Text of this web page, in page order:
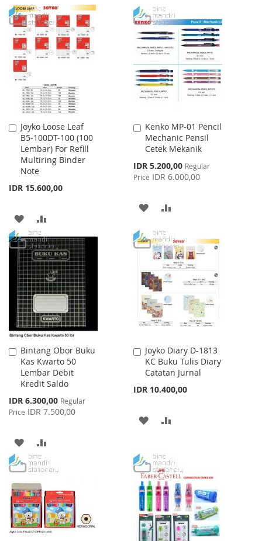
TO
WISH
LIST
TO
COMPARE
WISHCOMPARE
Joyko Loose Leaf
B5-100DT-100 (100
Lembar) For Refill
Multiring Binder
Note
IDR 15.600,00
Add
to
Cart
ADD
TO
WISH
LIST
TO
COMPARE
Kenko MP-01 Pencil
Mechanic Pensil
Cetek Mekanik
Special
Price
IDR 5.200,00 Regular
Price IDR 6.000,00
Add
to
Cart
ADD
WISH
LIST
COMPARE
Bintang Obor Buku
Kas Kwarto 50
Lembar Debit
Kredit Saldo
Special
Price
IDR 6.300,00 Regular
Price IDR 7.500,00
Add
to
Cart
ADD
TO
WISH
LIST
TO
Joyko Diary D-1813
KC Buku Tulis Diary
Catatan Jurnal
IDR 10.400,00
Add
to
Cart
ADD
WISH
LIST
COMPARE